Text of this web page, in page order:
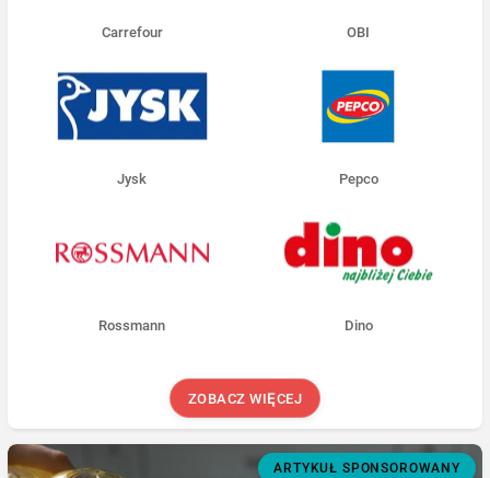
Carrefour OBI
Jysk Pepco
Rossmann Dino
ZOBACZ WIĘCEJ
ARTYKUŁ SPONSOROWANY